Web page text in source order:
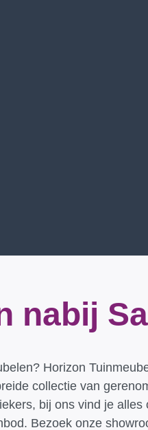
nabij
Horizon
collectie van
bij ons vind je
Bezoek onze